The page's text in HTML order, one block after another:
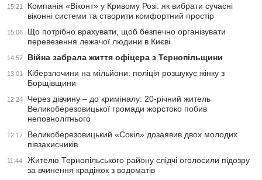
15:21
Компанія «Віконт» у Кривому Розі: як вибрати сучасні
віконні системи та створити комфортний простір
15:06
Що потрібно врахувати, щоб безпечно організувати
перевезення лежачої людини в Києві
14:57 Війна забрала життя офіцера з Тернопільщини
13:01
Кіберзлочини на мільйони: поліція розшукує жінку з
Борщівщини
12:24
Через дівчину – до криміналу: 20-річний житель
Великоберезовицької громади жорстоко побив
неповнолітнього
12:17
Великоберезовицький «Сокіл» дозаявив двох молодих
півзахисників
11:44
Жителю Тернопільського району слідчі оголосили підозру
за вчинення крадіжок з водоматів